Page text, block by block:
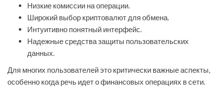
Низкие комиссии на операции.
Широкий выбор криптовалют для обмена.
Интуитивно понятный интерфейс.
Надежные средства защиты пользовательских
данных.
Для многих пользователей это критически важные аспекты,
особенно когда речь идет о финансовых операциях в сети.